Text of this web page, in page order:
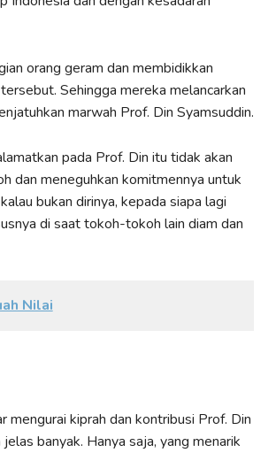
orang geram dan membidikkan
Sehingga mereka melancarkan
marwah Prof. Din Syamsuddin.
pada Prof. Din itu tidak akan
dan meneguhkan komitmennya untuk
bukan dirinya, kepada siapa lagi
di saat tokoh-tokoh lain diam dan
Nilai
kiprah dan kontribusi Prof. Din
banyak. Hanya saja, yang menarik